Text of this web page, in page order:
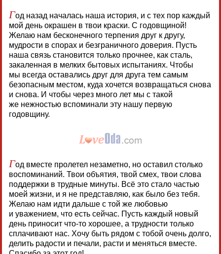
Год назад началась наша история, и с тех пор каждый
мой день окрашен в твои краски. С годовщиной!
Желаю нам бесконечного терпения друг к другу,
мудрости в спорах и безграничного доверия. Пусть
наша связь становится только прочнее, как сталь,
закаленная в мелких бытовых испытаниях. Чтобы
мы всегда оставались друг для друга тем самым
безопасным местом, куда хочется возвращаться снова
и снова. И чтобы через много лет мы с такой
же нежностью вспоминали эту нашу первую
годовщину.
Год вместе пролетел незаметно, но оставил столько
воспоминаний. Твои объятия, твой смех, твои слова
поддержки в трудные минуты. Всё это стало частью
моей жизни, и я не представляю, как было без тебя.
Желаю нам идти дальше с той же любовью
и уважением, что есть сейчас. Пусть каждый новый
день приносит что-то хорошее, а трудности только
сплачивают нас. Хочу быть рядом с тобой очень долго,
делить радости и печали, расти и меняться вместе.